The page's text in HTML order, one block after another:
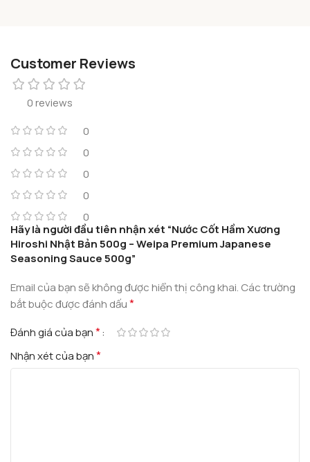
Customer Reviews
0 reviews
0
0
0
0
0
Hãy là người đầu tiên nhận xét “Nước Cốt Hầm Xương
Hiroshi Nhật Bản 500g – Weipa Premium Japanese
Seasoning Sauce 500g”
Email của bạn sẽ không được hiển thị công khai. Các trường
bắt buộc được đánh dấu*
Đánh giá của bạn*
Nhận xét của bạn*